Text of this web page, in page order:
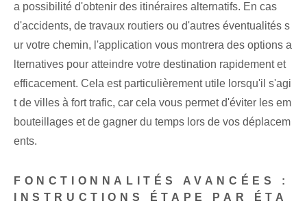
a possibilité d'obtenir des itinéraires alternatifs. En cas
d'accidents, de travaux routiers ou d'autres éventualités s
ur votre chemin,⁢ l'application⁣ vous montrera des options ‌a
lternatives⁤ pour atteindre votre destination rapidement et
efficacement. ⁣Cela est particulièrement utile lorsqu'il s'agi
t de villes à fort trafic, car cela vous permet d'éviter les em
bouteillages et de gagner du temps lors de vos déplacem
ents.
FONCTIONNALITÉS AVANCÉES :
INSTRUCTIONS ÉTAPE PAR ÉTA